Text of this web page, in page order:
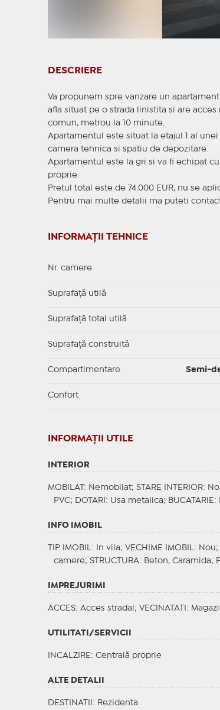
DESCRIERE
Va propunem spre vanzare un
afla situat pe o strada linistita si are
comun, metrou la 10 minute.
Apartamentul este situat la etajul 1 al
camera tehnica si spatiu de depozitare.
Apartamentul este la gri si va fi echipat
proprie.
Pretul total este de 74.000 EUR, nu se
Pentru mai multe detalii ma puteti
INFORMAȚII TEHNICE
Nr. camere
Suprafaţă utilă
Suprafaţă total utilă
Suprafaţă construită
Compartimentare Semi-
Confort
INFORMAŢII UTILE
INTERIOR
MOBILAT : Nemobilat; STARE INTERIOR:
PVC;
DOTARI : Usa metalica; BUCATARIE :
INFO IMOBIL
TIP IMOBIL : In vila; VECHIME IMOBIL : Nou;
camere; STRUCTURA: Beton, Caramida;
IMPREJURIMI
ACCES: Acces stradal; VECINATATI :
UTILITATI/SERVICII
INCALZIRE : Centrală proprie
ALTE DETALII
DESTINATII : Rezidenta